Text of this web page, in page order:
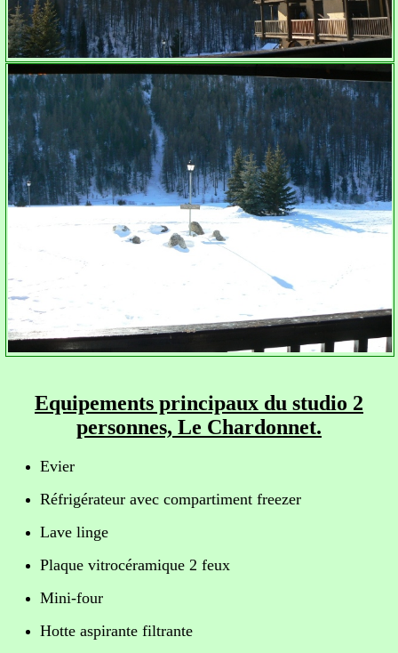
Equipements principaux du studio 2
personnes, Le Chardonnet.
Evier
Réfrigérateur avec compartiment freezer
Lave linge
Plaque vitrocéramique 2 feux
Mini-four
Hotte aspirante filtrante